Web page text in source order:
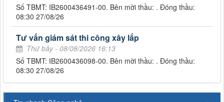
Số TBMT: IB2600436491-00. Bên mời thầu: . Đóng thầu:
08:30 27/08/26
Tư vấn giám sát thi công xây lắp
Thứ bảy - 08/08/2026 16:13
Số TBMT: IB2600436098-00. Bên mời thầu: . Đóng thầu:
08:30 27/08/26